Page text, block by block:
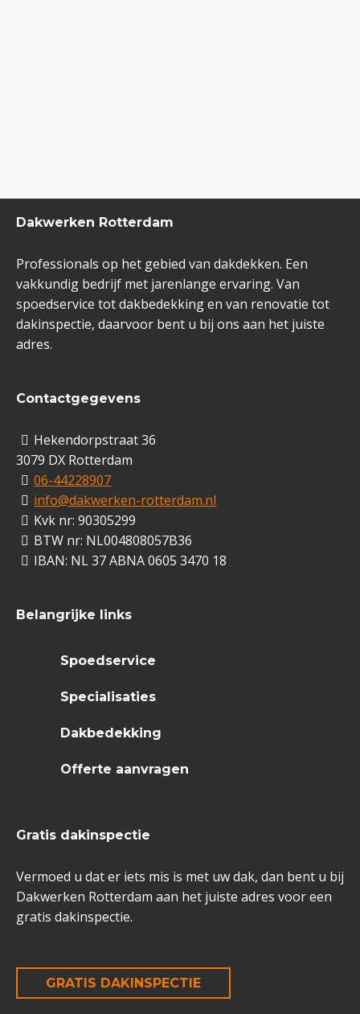
Dakwerken Rotterdam
Professionals op het gebied van dakdekken. Een
vakkundig bedrijf met jarenlange ervaring. Van
spoedservice tot dakbedekking en van renovatie tot
dakinspectie, daarvoor bent u bij ons aan het juiste
adres.
Contactgegevens
Hekendorpstraat 36
3079 DX Rotterdam
06-44228907
info@dakwerken-rotterdam.nl
Kvk nr: 90305299
BTW nr: NL004808057B36
IBAN: NL 37 ABNA 0605 3470 18
Belangrijke links
Spoedservice
Specialisaties
Dakbedekking
Offerte aanvragen
Gratis dakinspectie
Vermoed u dat er iets mis is met uw dak, dan bent u bij
Dakwerken Rotterdam aan het juiste adres voor een
gratis dakinspectie.
GRATIS DAKINSPECTIE